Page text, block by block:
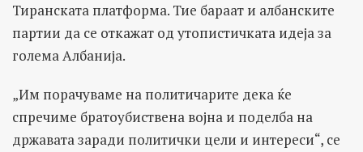
Тиранската платформа. Тие бараат и албанските
партии да се откажат од утопистичката идеја за
голема Албанија.
„Им порачуваме на политичарите дека ќе
спречиме братоубиствена војна и поделба на
државата заради политички цели и интереси“, се